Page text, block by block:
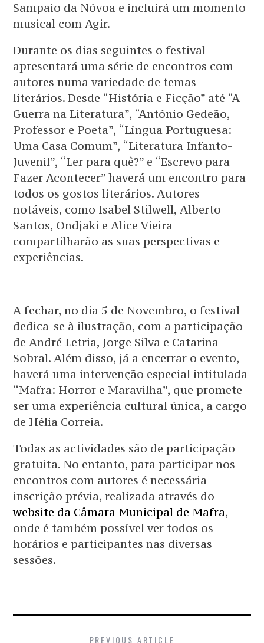
Sampaio da Nóvoa e incluirá um momento
musical com Agir.
Durante os dias seguintes o festival
apresentará uma série de encontros com
autores numa variedade de temas
literários. Desde “História e Ficção” até “A
Guerra na Literatura”, “António Gedeão,
Professor e Poeta”, “Língua Portuguesa:
Uma Casa Comum”, “Literatura Infanto-
Juvenil”, “Ler para quê?” e “Escrevo para
Fazer Acontecer” haverá um encontro para
todos os gostos literários. Autores
notáveis, como Isabel Stilwell, Alberto
Santos, Ondjaki e Alice Vieira
compartilharão as suas perspectivas e
experiências.
A fechar, no dia 5 de Novembro, o festival
dedica-se à ilustração, com a participação
de André Letria, Jorge Silva e Catarina
Sobral. Além disso, já a encerrar o evento,
haverá uma intervenção especial intitulada
“Mafra: Horror e Maravilha”, que promete
ser uma experiência cultural única, a cargo
de Hélia Correia.
Todas as actividades são de participação
gratuita. No entanto, para participar nos
encontros com autores é necessária
inscrição prévia, realizada através do
website da Câmara Municipal de Mafra,
onde é também possível ver todos os
horários e participantes nas diversas
sessões.
PREVIOUS ARTICLE